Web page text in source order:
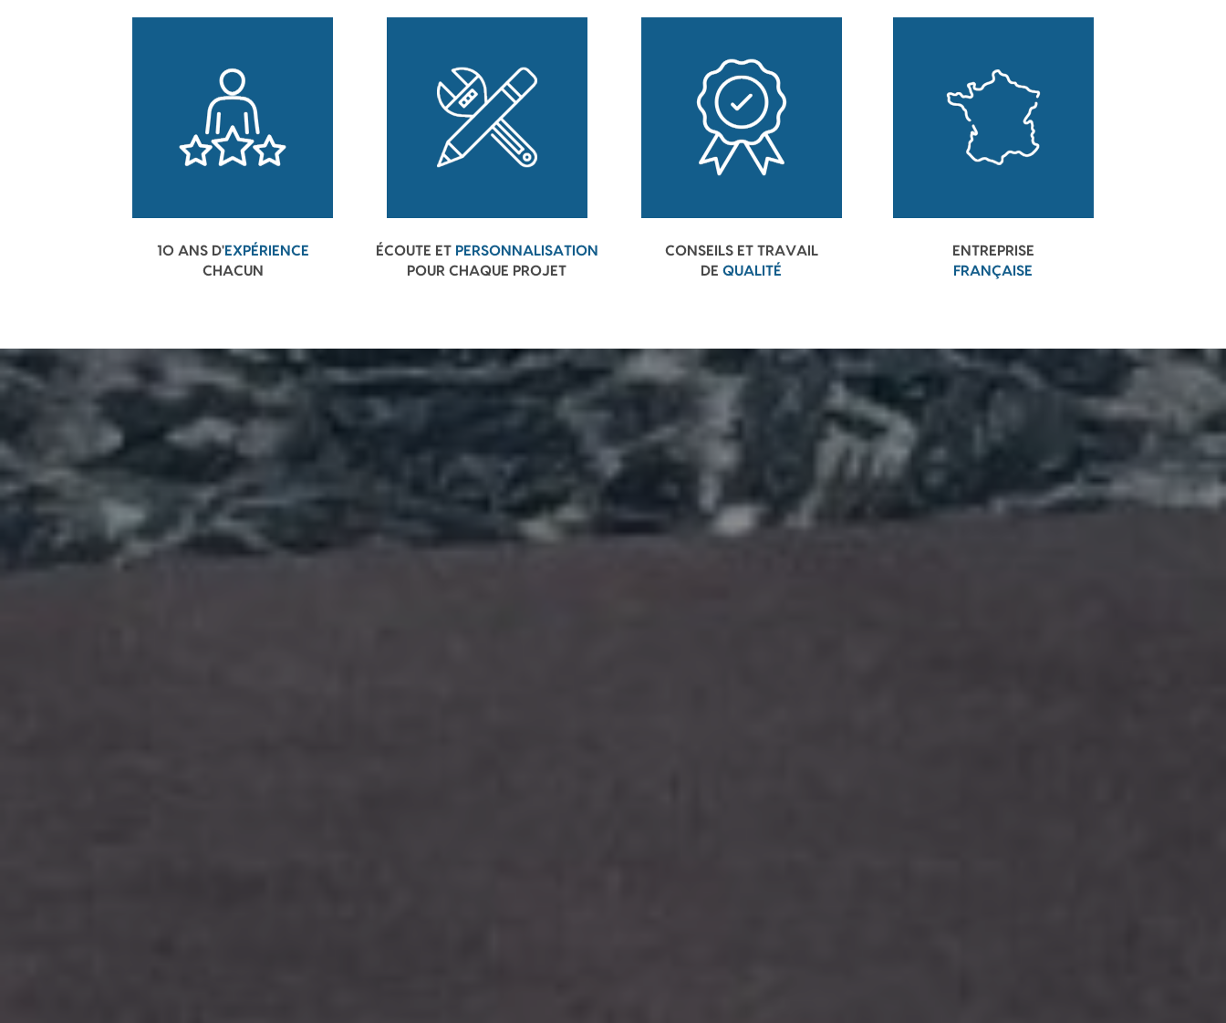
10 ANS D'EXPÉRIENCE
CHACUN
ÉCOUTE ET PERSONNALISATION
POUR CHAQUE PROJET
CONSEILS ET TRAVAIL
DEQUALITÉ
ENTREPRISE
FRANÇAISE